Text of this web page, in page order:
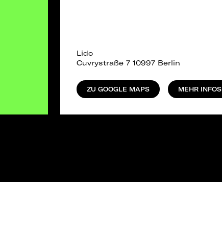
Lido
Cuvrystraße 7 10997 Berlin
ZU GOOGLE MAPS MEHR INFOS